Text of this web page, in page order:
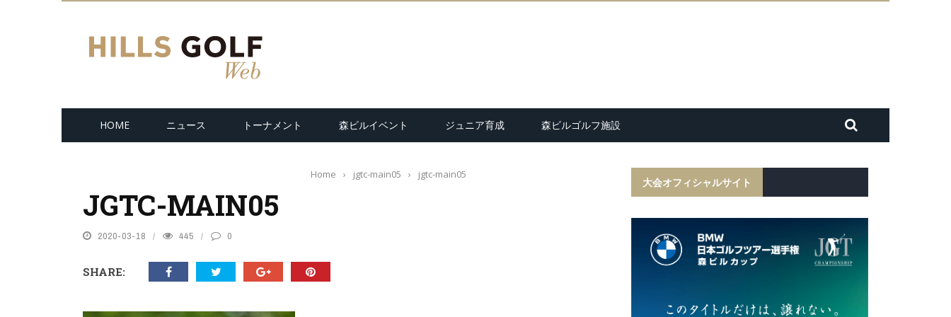
HOME ニュース トーナメント 森ビルイベント ジュニア育成 森ビルゴルフ施設
Home › jgtc-main05 › jgtc-main05
JGTC-MAIN05
2020-03-18 445 0
SHARE:
大会オフィシャルサイト